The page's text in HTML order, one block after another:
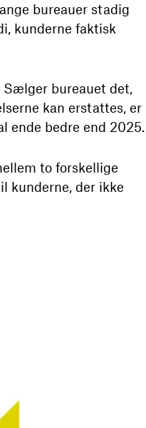
bureauer stadig
kunderne faktisk
Sælger bureauet det,
kan erstattes, er
ende bedre end 2025.
to forskellige
kunderne, der ikke